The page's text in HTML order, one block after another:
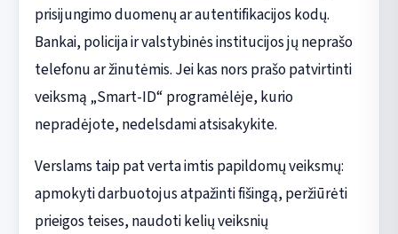
prisijungimo duomenų ar autentifikacijos kodų.
Bankai, policija ir valstybinės institucijos jų neprašo
telefonu ar žinutėmis. Jei kas nors prašo patvirtinti
veiksmą „Smart-ID“ programėlėje, kurio
nepradėjote, nedelsdami atsisakykite.
Verslams taip pat verta imtis papildomų veiksmų:
apmokyti darbuotojus atpažinti fišingą, peržiūrėti
prieigos teises, naudoti kelių veiksnių